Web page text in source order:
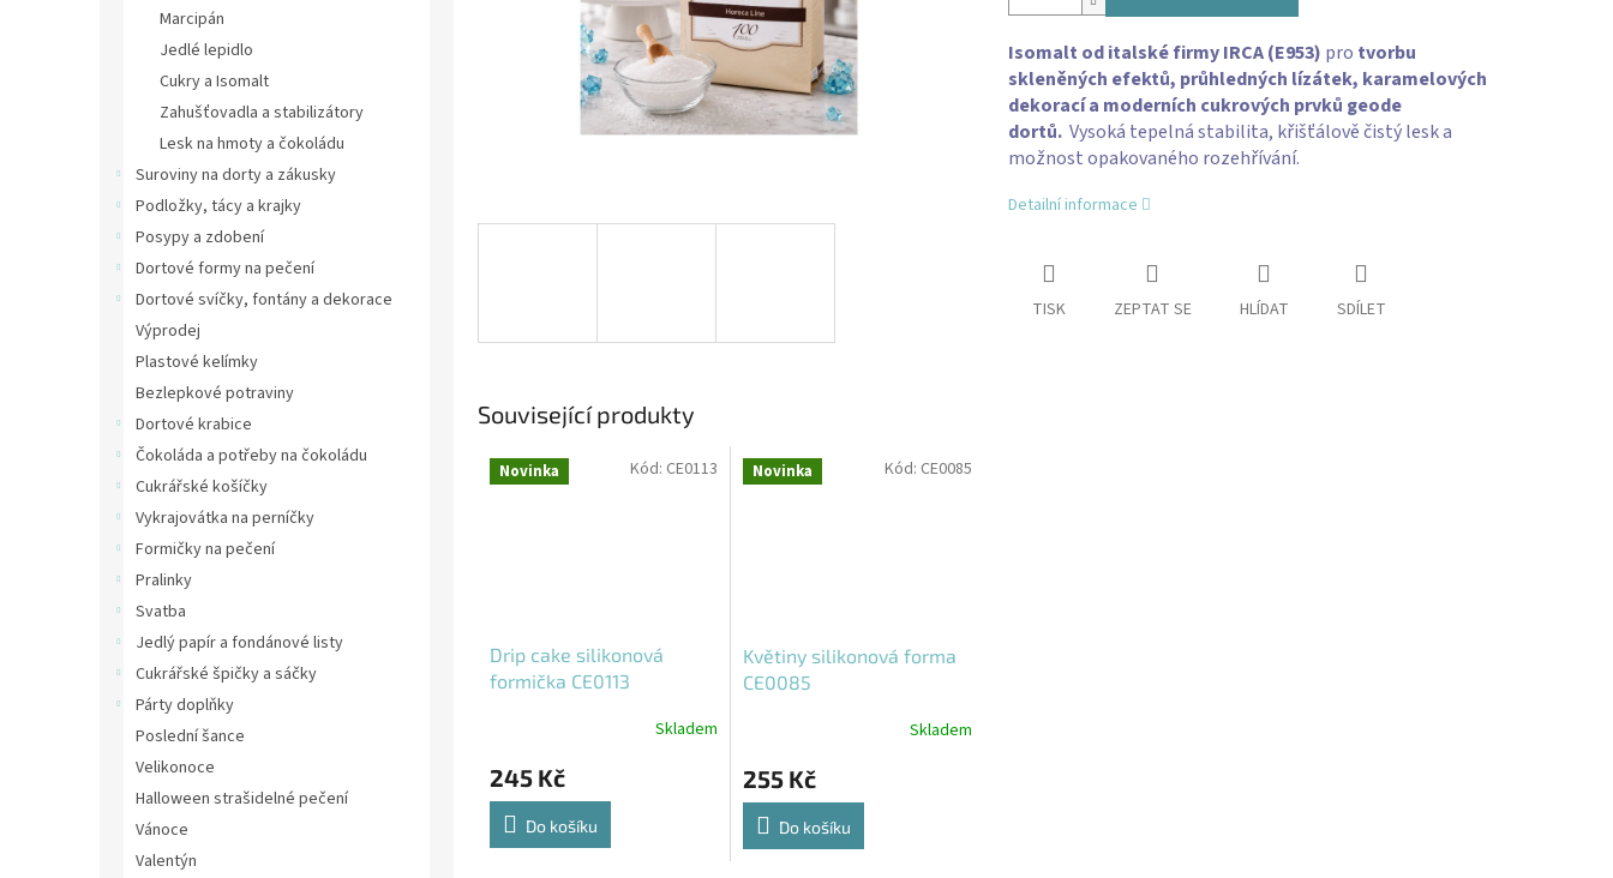
Marcipán
Jedlé lepidlo
Cukry a Isomalt
Zahušťovadla a stabilizátory
Lesk na hmoty a čokoládu
Suroviny na dorty a zákusky
Podložky, tácy a krajky
Posypy a zdobení
Dortové formy na pečení
Dortové svíčky, fontány a dekorace
Výprodej
Plastové kelímky
Bezlepkové potraviny
Dortové krabice
Čokoláda a potřeby na čokoládu
Cukrářské košíčky
Vykrajovátka na perníčky
Formičky na pečení
Pralinky
Svatba
Jedlý papír a fondánové listy
Cukrářské špičky a sáčky
Párty doplňky
Poslední šance
Velikonoce
Halloween strašidelné pečení
Vánoce
Valentýn
Isomalt od italské firmy IRCA (E953) pro tvorbu
skleněných efektů, průhledných lízátek, karamelových
dekorací a moderních cukrových prvků geode
dortů. Vysoká tepelná stabilita, křišťálově čistý lesk a
možnost opakovaného rozehřívání.
Detailní informace
TISK ZEPTAT SE HLÍDAT SDÍLET
Související produkty
Novinka
Drip cake silikonová
formička CE0113
Skladem
245 Kč
Do košíku
Kód: CE0113 Novinka
Květiny silikonová forma
CE0085
Skladem
255 Kč
Do košíku
Kód: CE0085